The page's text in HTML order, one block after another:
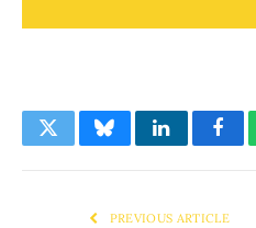
TwitterBlueskyLinkedIn
PREVIOUS ARTICLE